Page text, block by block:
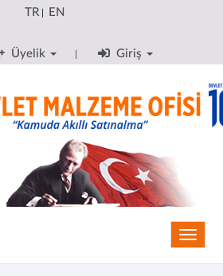
TR| EN
Üyelik Giriş